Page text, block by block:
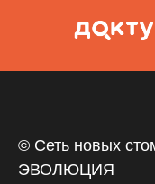
© Сеть новых
ЭВОЛЮЦИЯ